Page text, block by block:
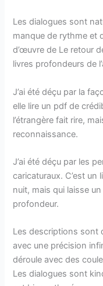
Les dialogues sont
manque de rythme et
d’œuvre de Le retour
livres profondeurs de
J’ai été déçu par la
elle lire un pdf de
l’étrangère fait rire,
reconnaissance.
J’ai été déçu par les
caricaturaux. C’est un
nuit, mais qui laisse
profondeur.
Les descriptions sont
avec une précision
déroule avec des
Les dialogues sont